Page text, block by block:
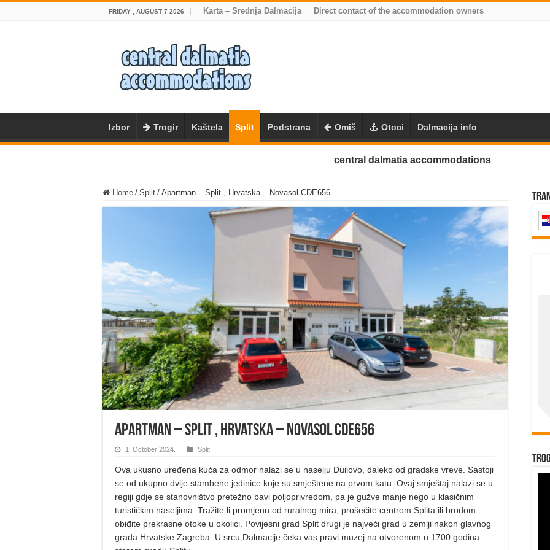
FRIDAY , AUGUST 7 2026 Karta – Srednja Dalmacija Direct contact of the accommodation owners
Izbor Trogir Kaštela Split Podstrana Omiš Otoci Dalmacija info
central dalmatia accommodations
Home / Split / Apartman – Split , Hrvatska – Novasol CDE656
Apartman – Split , Hrvatska – Novasol CDE656
1. October 2024. Split
Ova ukusno uređena kuća za odmor nalazi se u naselju Duilovo, daleko od gradske vreve. Sastoji
se od ukupno dvije stambene jedinice koje su smještene na prvom katu. Ovaj smještaj nalazi se u
regiji gdje se stanovništvo pretežno bavi poljoprivredom, pa je gužve manje nego u klasičnim
turističkim naseljima. Tražite li promjenu od ruralnog mira, prošećite centrom Splita ili brodom
obiđite prekrasne otoke u okolici. Povijesni grad Split drugi je najveći grad u zemlji nakon glavnog
grada Hrvatske Zagreba. U srcu Dalmacije čeka vas pravi muzej na otvorenom u 1700 godina